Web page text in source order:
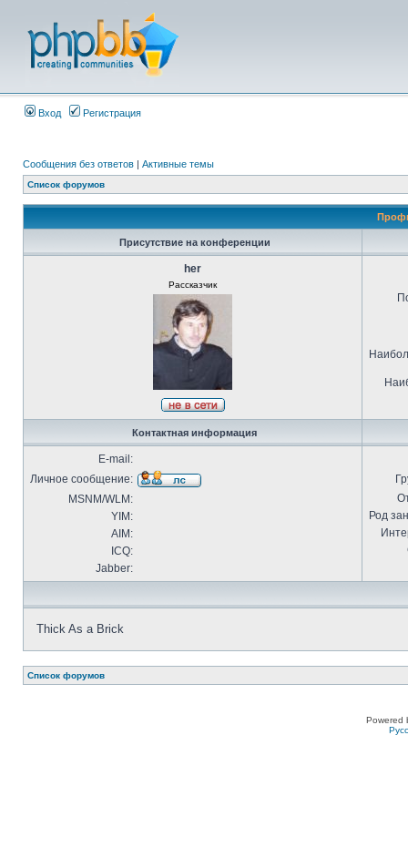
Вход Регистрация
Сообщения без ответов | Активные темы
Список форумов
Присутствие на конференции
her
Рассказчик
Контактная информация
E-mail:
Личное сообщение:
MSNM/WLM:
YIM:
AIM:
ICQ:
Jabber:
Род
Thick As a Brick
Список форумов
Powered